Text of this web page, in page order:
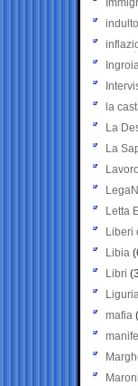
indulto
la
La
La
Lavoro
Letta
Liberi
Libia
Libri
mafia
Maroni